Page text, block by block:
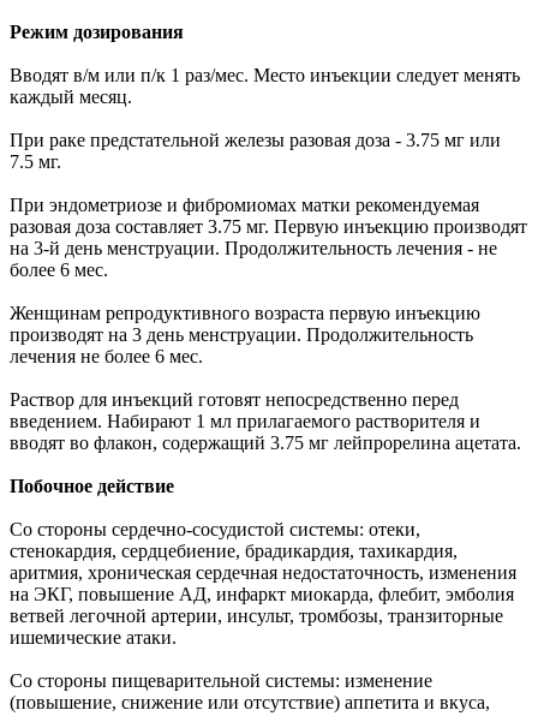
Режим дозирования
Вводят в/м или п/к 1 раз/мес. Место инъекции следует менять
каждый месяц.
При раке предстательной железы разовая доза - 3.75 мг или
7.5 мг.
При эндометриозе и фибромиомах матки рекомендуемая
разовая доза составляет 3.75 мг. Первую инъекцию производят
на 3-й день менструации. Продолжительность лечения - не
более 6 мес.
Женщинам репродуктивного возраста первую инъекцию
производят на 3 день менструации. Продолжительность
лечения не более 6 мес.
Раствор для инъекций готовят непосредственно перед
введением. Набирают 1 мл прилагаемого растворителя и
вводят во флакон, содержащий 3.75 мг лейпрорелина ацетата.
Побочное действие
Со стороны сердечно-сосудистой системы: отеки,
стенокардия, сердцебиение, брадикардия, тахикардия,
аритмия, хроническая сердечная недостаточность, изменения
на ЭКГ, повышение АД, инфаркт миокарда, флебит, эмболия
ветвей легочной артерии, инсульт, тромбозы, транзиторные
ишемические атаки.
Со стороны пищеварительной системы: изменение
(повышение, снижение или отсутствие) аппетита и вкуса,